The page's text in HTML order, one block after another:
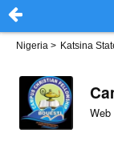
Nigeria > Katsina
Web